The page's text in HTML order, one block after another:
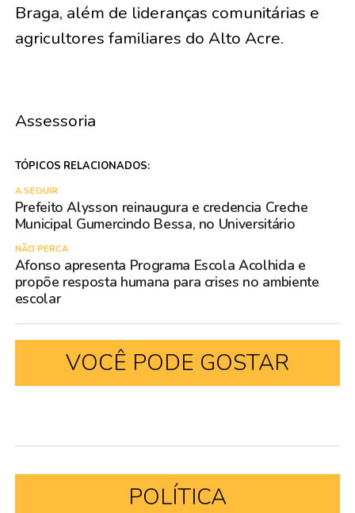
Braga, além de lideranças comunitárias e
agricultores familiares do Alto Acre.
Assessoria
TÓPICOS RELACIONADOS:
A SEGUIR
Prefeito Alysson reinaugura e credencia Creche
Municipal Gumercindo Bessa, no Universitário
NÃO PERCA
Afonso apresenta Programa Escola Acolhida e
propõe resposta humana para crises no ambiente
escolar
VOCÊ PODE GOSTAR
POLÍTICA